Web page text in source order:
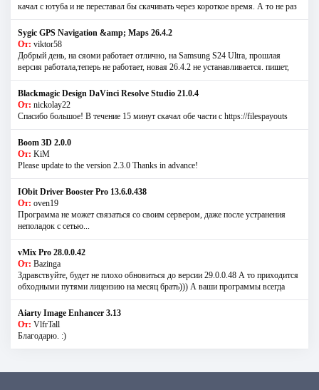
качал с ютуба и не переставал бы скачивать через короткое время. А то не раз
Sygic GPS Navigation &amp; Maps 26.4.2
От: viktor58
Добрый день, на сяоми работает отлично, на Samsung S24 Ultra, прошлая
версия работала,теперь не работает, новая 26.4.2 не устанавливается. пишет,
Blackmagic Design DaVinci Resolve Studio 21.0.4
От: nickolay22
Спасибо большое! В течение 15 минут скачал обе части с https://filespayouts
Boom 3D 2.0.0
От: KiM
Please update to the version 2.3.0 Thanks in advance!
IObit Driver Booster Pro 13.6.0.438
От: oven19
Программа не может связаться со своим сервером, даже после устранения
неполадок с сетью...
vMix Pro 28.0.0.42
От: Bazinga
Здравствуйте, будет не плохо обновиться до версии 29.0.0.48 А то приходится
обходными путями лицензию на месяц брать))) А ваши программы всегда
Aiarty Image Enhancer 3.13
От: VlfrTall
Благодарю. :)